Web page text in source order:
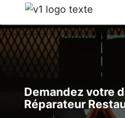
Demandez votre
Réparateur
Accueil
Services
Garanties et références clients